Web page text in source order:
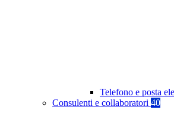
Telefono e posta
Consulenti e collaboratori 40